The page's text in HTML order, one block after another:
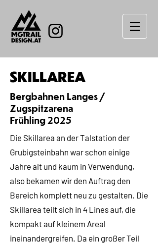
SKILLAREA
Bergbahnen Langes /
Zugspitzarena
Frühling 2025
Die Skillarea an der Talstation der
Grubigsteinbahn war schon einige
Jahre alt und kaum in Verwendung,
also bekamen wir den Auftrag den
Bereich komplett neu zu gestalten. Die
Skillarea teilt sich in 4 Lines auf, die
kompakt auf kleinem Areal
ineinandergreifen. Da ein großer Teil